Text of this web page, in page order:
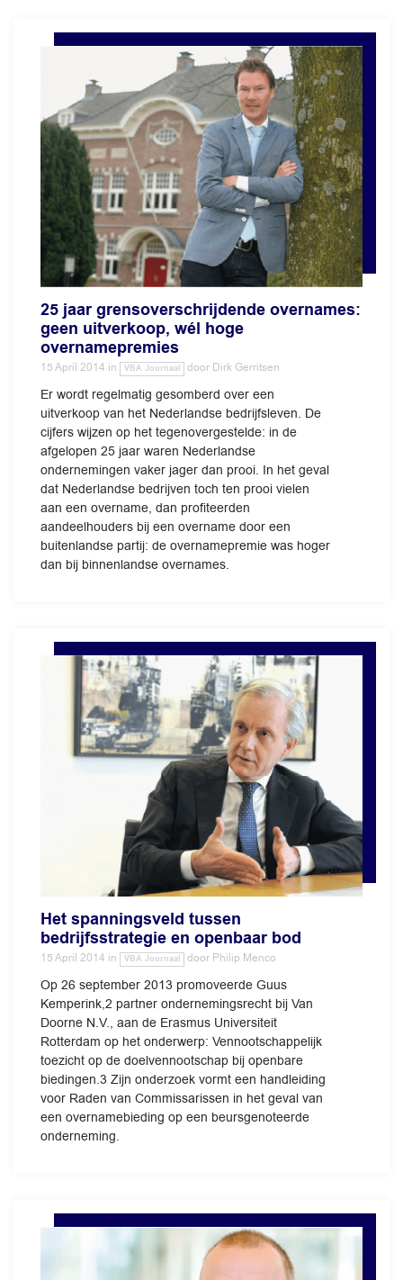
25 jaar grensoverschrijdende overnames:
geen uitverkoop, wél hoge
overnamepremies
15 April 2014 in VBA Journaal door Dirk Gerritsen
Er wordt regelmatig gesomberd over een
uitverkoop van het Nederlandse bedrijfsleven. De
cijfers wijzen op het tegenovergestelde: in de
afgelopen 25 jaar waren Nederlandse
ondernemingen vaker jager dan prooi. In het geval
dat Nederlandse bedrijven toch ten prooi vielen
aan een overname, dan profiteerden
aandeelhouders bij een overname door een
buitenlandse partij: de overnamepremie was hoger
dan bij binnenlandse overnames.
Het spanningsveld tussen
bedrijfsstrategie en openbaar bod
15 April 2014 in VBA Journaal door Philip Menco
Op 26 september 2013 promoveerde Guus
Kemperink,2 partner ondernemingsrecht bij Van
Doorne N.V., aan de Erasmus Universiteit
Rotterdam op het onderwerp: Vennootschappelijk
toezicht op de doelvennootschap bij openbare
biedingen.3 Zijn onderzoek vormt een handleiding
voor Raden van Commissarissen in het geval van
een overnamebieding op een beursgenoteerde
onderneming.